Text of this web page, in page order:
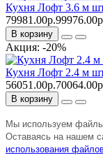
Кухня Лофт 3.6 м
79981.00р.
В корзину
Акция: -20%
Кухня Лофт 2.4 м
56051.00р.
В корзину
Мы используем
Оставаясь на нашем
использования